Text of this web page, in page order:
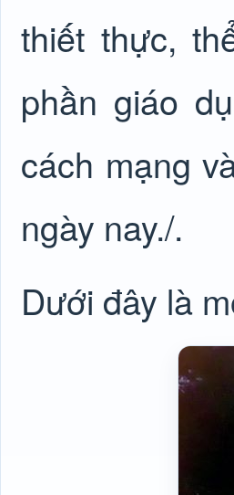
thiết thực,
phần giáo
cách mạng
ngày nay./.
Dưới đây là